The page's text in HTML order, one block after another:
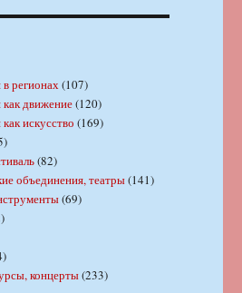
регионах(107)
как движение(120)
искусство (169)
(82)
объединения, театры(141)
(69)
концерты(233)